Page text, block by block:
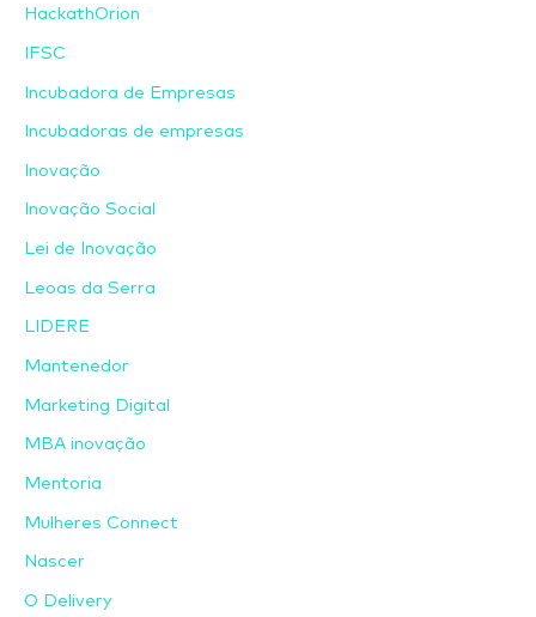
HackathOrion
IFSC
Incubadora de Empresas
Incubadoras de empresas
Inovação
Inovação Social
Lei de Inovação
Leoas da Serra
LIDERE
Mantenedor
Marketing Digital
MBA inovação
Mentoria
Mulheres Connect
Nascer
O Delivery